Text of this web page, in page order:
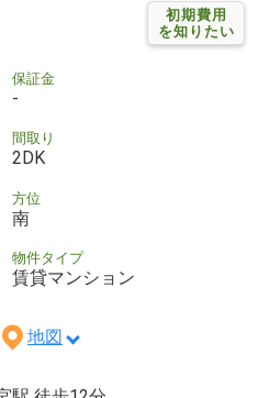
初期費用
を知りたい
保証金
-
間取り
2DK
方位
南
物件タイプ
賃貸マンション
地図